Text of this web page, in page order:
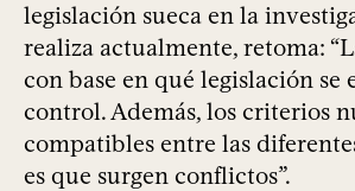
legislación sueca en la
realiza actualmente, retoma:
con base en qué legislación se
control. Además, los criterios
compatibles entre las
es que surgen conflictos”.